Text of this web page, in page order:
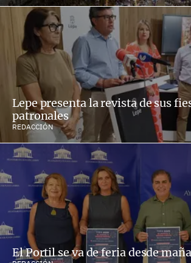
Lepe presenta la revista de sus
patronales
REDACCIÓN
El Portil se va de feria desde